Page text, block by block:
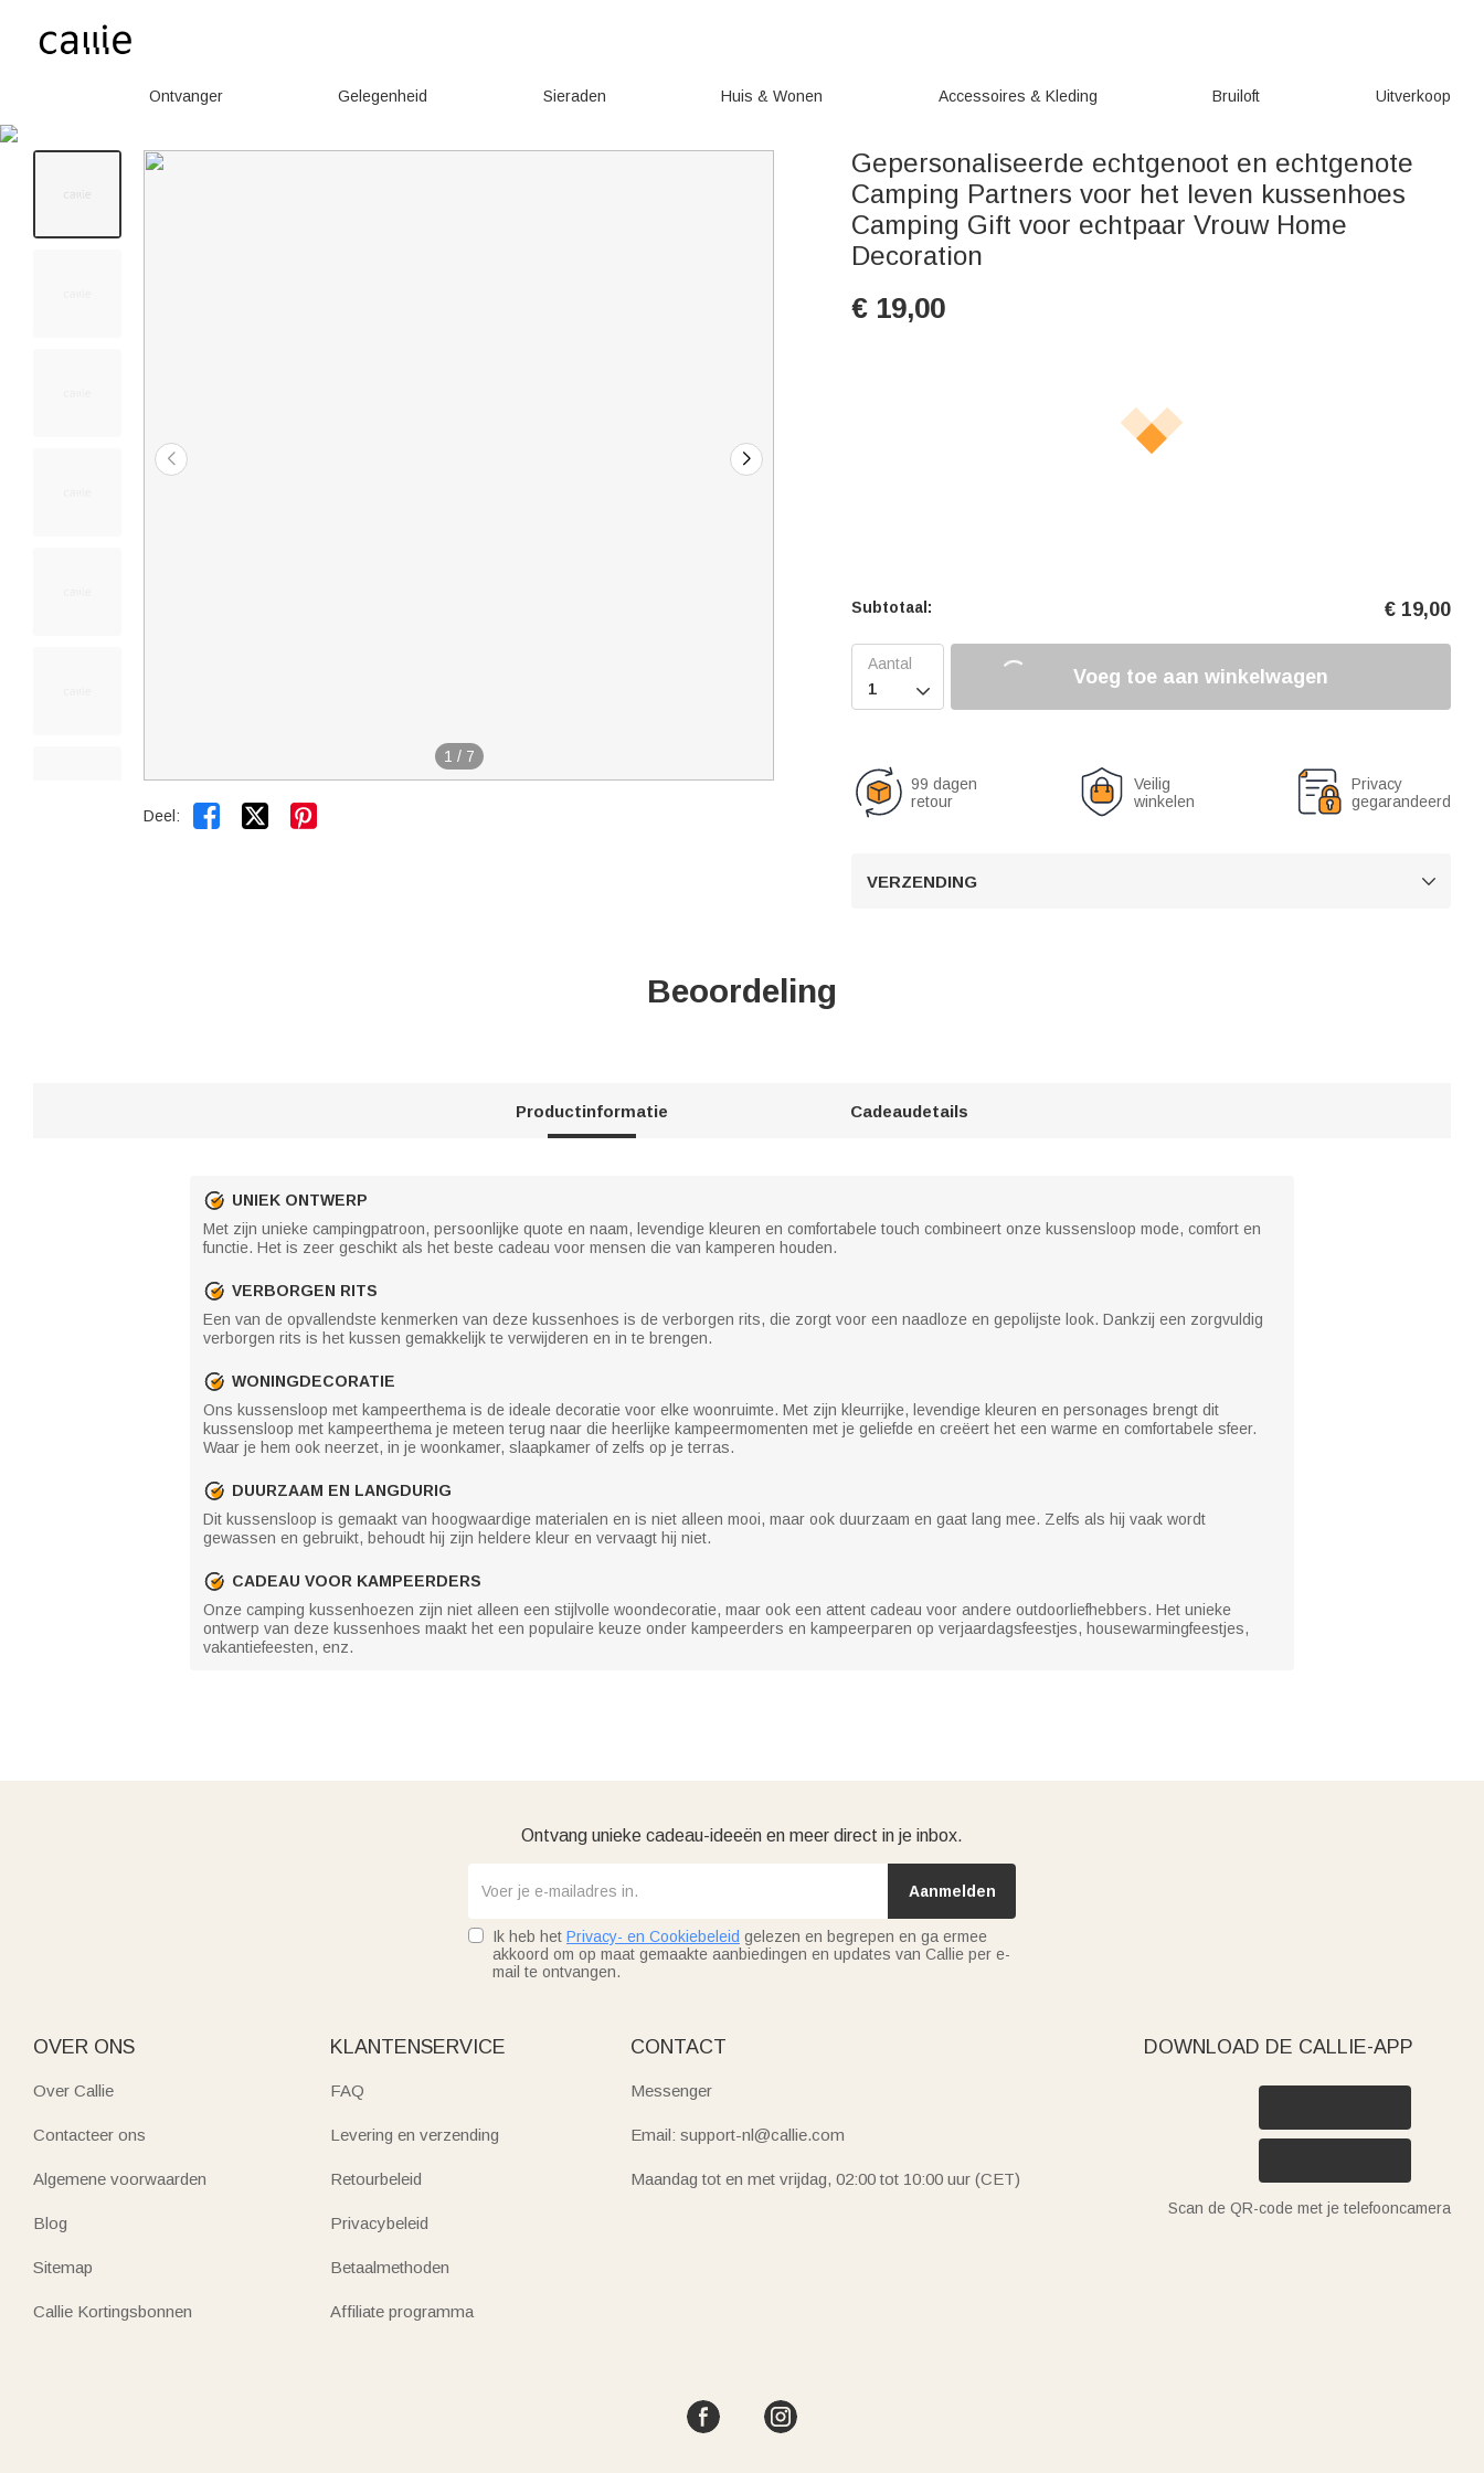
Ontvanger Gelegenheid Sieraden Huis & Wonen Accessoires & Kleding Bruiloft Uitverkoop
1 / 7
Deel:  
Gepersonaliseerde echtgenoot en echtgenote
Camping Partners voor het leven kussenhoes
Camping Gift voor echtpaar Vrouw Home
Decoration
€ 19,00
Subtotaal: € 19,00

Voeg toe aan winkelwagen
99 dagen
retour
Veilig
winkelen
Privacy
gegarandeerd
VERZENDING 
Beoordeling
Productinformatie Cadeaudetails
UNIEK ONTWERP
Met zijn unieke campingpatroon, persoonlijke quote en naam, levendige kleuren en comfortabele touch combineert onze kussensloop mode, comfort en
functie. Het is zeer geschikt als het beste cadeau voor mensen die van kamperen houden.
VERBORGEN RITS
Een van de opvallendste kenmerken van deze kussenhoes is de verborgen rits, die zorgt voor een naadloze en gepolijste look. Dankzij een zorgvuldig
verborgen rits is het kussen gemakkelijk te verwijderen en in te brengen.
WONINGDECORATIE
Ons kussensloop met kampeerthema is de ideale decoratie voor elke woonruimte. Met zijn kleurrijke, levendige kleuren en personages brengt dit
kussensloop met kampeerthema je meteen terug naar die heerlijke kampeermomenten met je geliefde en creëert het een warme en comfortabele sfeer.
Waar je hem ook neerzet, in je woonkamer, slaapkamer of zelfs op je terras.
DUURZAAM EN LANGDURIG
Dit kussensloop is gemaakt van hoogwaardige materialen en is niet alleen mooi, maar ook duurzaam en gaat lang mee. Zelfs als hij vaak wordt
gewassen en gebruikt, behoudt hij zijn heldere kleur en vervaagt hij niet.
CADEAU VOOR KAMPEERDERS
Onze camping kussenhoezen zijn niet alleen een stijlvolle woondecoratie, maar ook een attent cadeau voor andere outdoorliefhebbers. Het unieke
ontwerp van deze kussenhoes maakt het een populaire keuze onder kampeerders en kampeerparen op verjaardagsfeestjes, housewarmingfeestjes,
vakantiefeesten, enz.
Ontvang unieke cadeau-ideeën en meer direct in je inbox.
Aanmelden
Ik heb het Privacy- en Cookiebeleid gelezen en begrepen en ga ermee
akkoord om op maat gemaakte aanbiedingen en updates van Callie per e-
mail te ontvangen.
OVER ONS
Over Callie
Contacteer ons
Algemene voorwaarden
Blog
Sitemap
Callie Kortingsbonnen
KLANTENSERVICE
FAQ
Levering en verzending
Retourbeleid
Privacybeleid
Betaalmethoden
Affiliate programma
CONTACT
Messenger
Email: support-nl@callie.com
Maandag tot en met vrijdag, 02:00 tot 10:00 uur (CET)
DOWNLOAD DE CALLIE-APP
Scan de QR-code met je telefooncamera